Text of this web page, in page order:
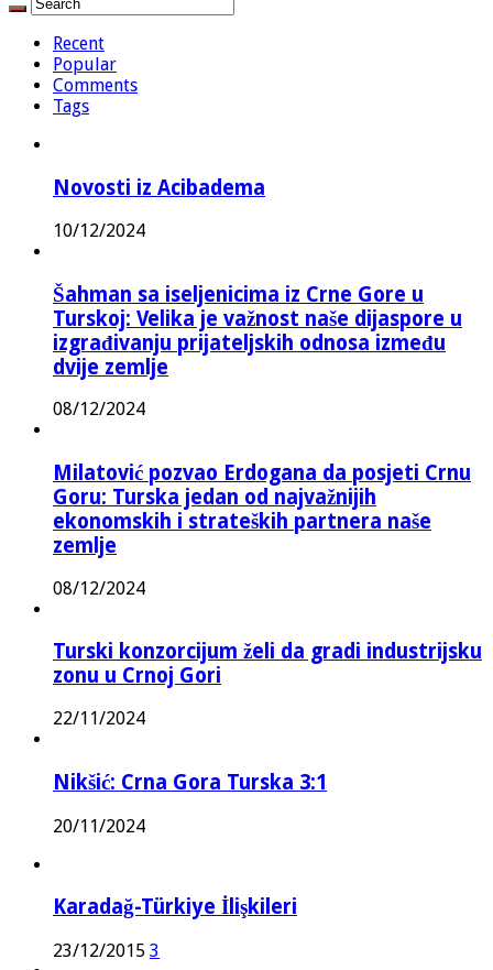
Recent
Popular
Comments
Tags
Novosti iz Acibadema
10/12/2024
Šahman sa iseljenicima iz Crne Gore u
Turskoj: Velika je važnost naše dijaspore u
izgrađivanju prijateljskih odnosa između
dvije zemlje
08/12/2024
Milatović pozvao Erdogana da posjeti Crnu
Goru: Turska jedan od najvažnijih
ekonomskih i strateških partnera naše
zemlje
08/12/2024
Turski konzorcijum želi da gradi industrijsku
zonu u Crnoj Gori
22/11/2024
Nikšić: Crna Gora Turska 3:1
20/11/2024
Karadağ-Türkiye İlişkileri
23/12/2015 3